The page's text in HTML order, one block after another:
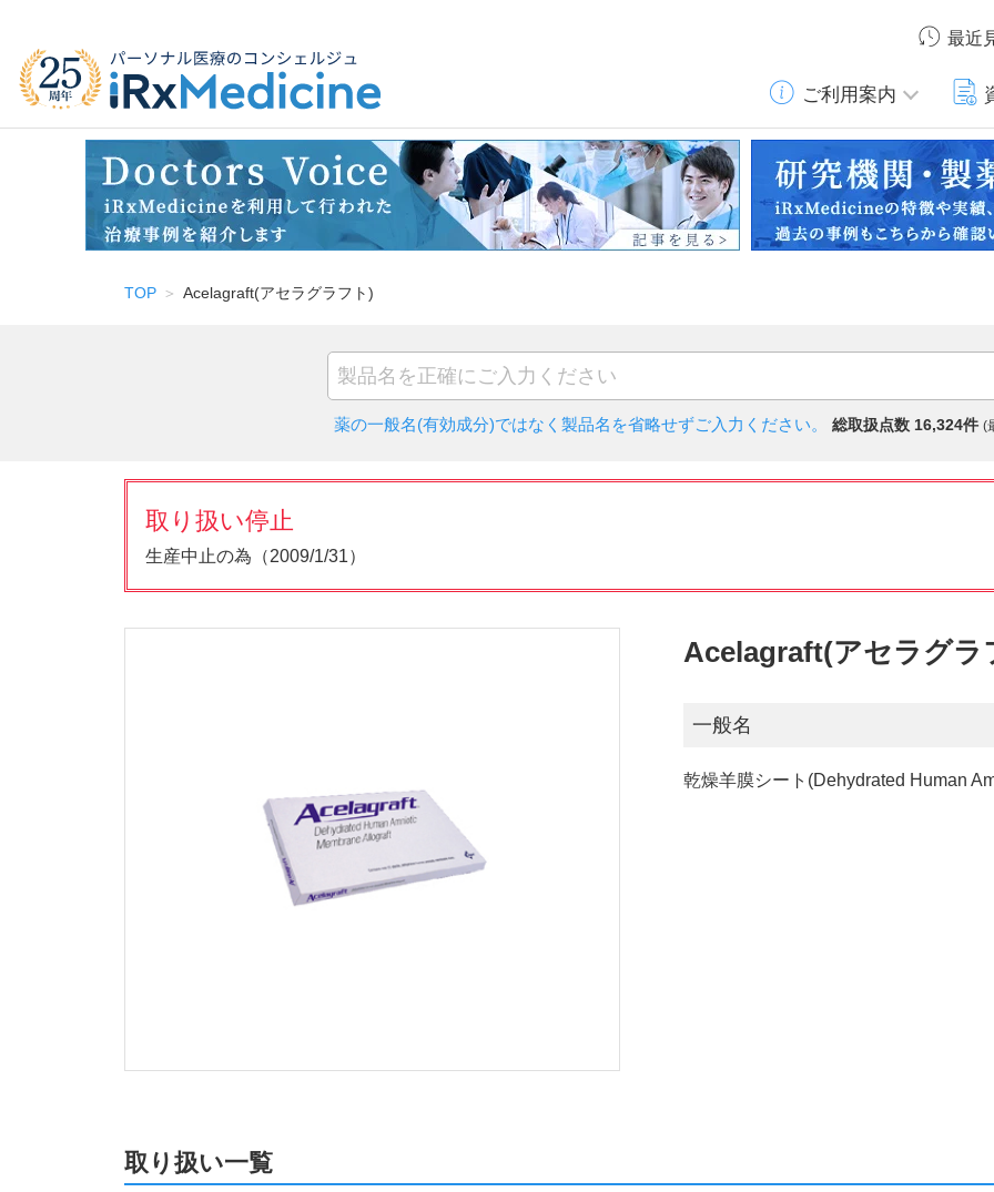
最近
ご利用案内
TOP Acelagraft(アセラグラフト)
薬の一般名(有効成分)ではなく 製品名を省略せずご入力ください。 総取扱点数 16,324件 (
取り扱い停止
生産中止の為（2009/1/31）
Acelagraft(アセラグラ
一般名
乾燥羊膜シート(Dehydrated Human
取り扱い一覧